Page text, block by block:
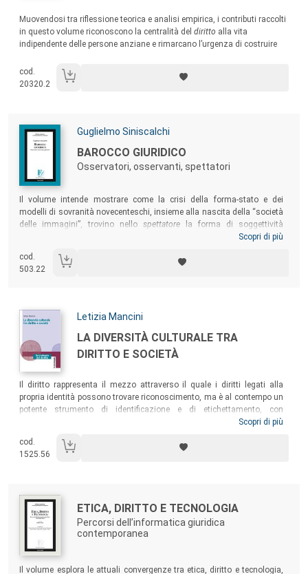
Muovendosi tra riflessione teorica e analisi empirica, i contributi raccolti
in questo volume riconoscono la centralità del diritto alla vita
indipendente delle persone anziane e rimarcano l’urgenza di costruire
contesti in cui tutte e tutti possano
cod.
20320.2
Autori:
Guglielmo Siniscalchi
Titolo:
BAROCCO GIURIDICO
Osservatori, osservanti, spettatori
Sommario:
Il volume intende mostrare come la crisi della forma-stato e dei
modelli di sovranità novecenteschi, insieme alla nascita della “società
delle immagini”, trovino nello spettatore la forma di soggettività
privilegiata per interpretare e de-costruire il diritto contemporaneo.
sembrano piegarsi fin quasi a dissolversi, chi decide nasconde sempre
più il suo volto fra folle acclamanti, cieche e impotenti, e sguardi
Scopri di più
cod.
503.22
Autori:
Letizia Mancini
Titolo:
LA DIVERSITÀ CULTURALE TRA
DIRITTO E SOCIETÀ
Sommario:
Il diritto rappresenta il mezzo attraverso il quale i diritti legati alla
propria identità possono trovare riconoscimento, ma è al contempo un
potente strumento di identificazione e di etichettamento, con
conseguenze tutt’altro che trascurabili per le persone in termini di
con riferimento al contesto italiano, analizza il ruolo degli operatori del
diritto – giudice e legislatore in particolare – nel riconoscere i diritti e
Scopri di più
cod.
1525.56
Autori:
Titolo:
ETICA, DIRITTO E TECNOLOGIA
Percorsi dell’informatica giuridica
contemporanea
Sommario:
Il volume esplora le attuali convergenze tra etica, diritto e tecnologia,